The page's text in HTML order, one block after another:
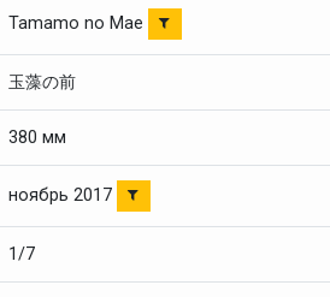
Tamamo no Mae
玉藻の前
380 мм
ноябрь 2017
1/7